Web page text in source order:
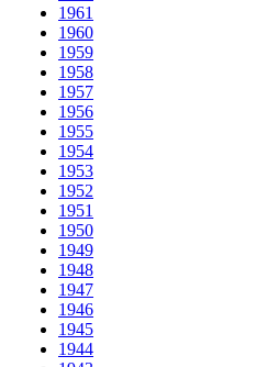
1961
1960
1959
1958
1957
1956
1955
1954
1953
1952
1951
1950
1949
1948
1947
1946
1945
1944